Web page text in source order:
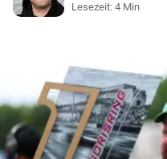
Lesezeit: 4 Min